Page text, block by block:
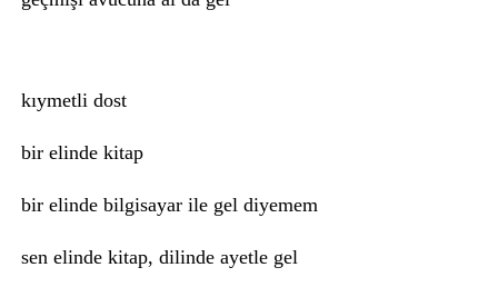
kıymetli dost
bir elinde kitap
bir elinde bilgisayar ile gel diyemem
sen elinde kitap, dilinde ayetle gel